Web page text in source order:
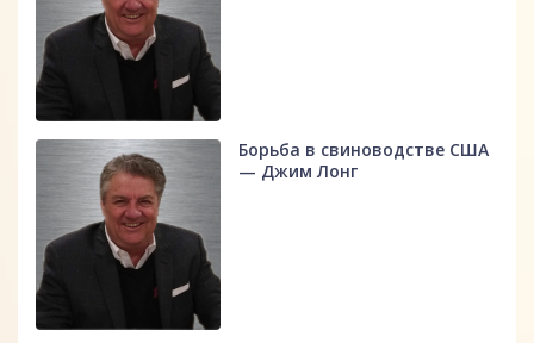
Борьба в свиноводстве США
— Джим Лонг